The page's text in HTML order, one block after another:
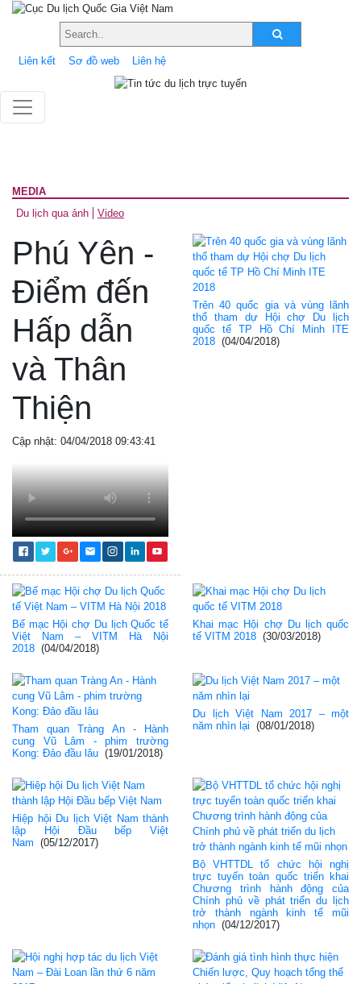
Liên kết Sơ đồ web Liên hệ
MEDIA
Du lịch qua ảnh
Video
Phú Yên -
Điểm đến
Hấp dẫn
và Thân
Thiện
Cập nhật: 04/04/2018 09:43:41
Trên 40 quốc gia và vùng lãnh
thổ tham dự Hội chợ Du lịch
quốc tế TP Hồ Chí Minh ITE
2018 (04/04/2018)
Bế mạc Hội chợ Du lịch Quốc tế
Việt Nam – VITM Hà Nội
2018 (04/04/2018)
Khai mạc Hội chợ Du lịch quốc
tế VITM 2018 (30/03/2018)
Tham quan Tràng An - Hành
cung Vũ Lâm - phim trường
Kong: Đảo đầu lâu (19/01/2018)
Du lịch Việt Nam 2017 – một
năm nhìn lại (08/01/2018)
Hiệp hội Du lịch Việt Nam thành
lập Hội Đầu bếp Việt
Nam (05/12/2017)
Bộ VHTTDL tổ chức hội nghị
trực tuyến toàn quốc triển khai
Chương trình hành động của
Chính phủ về phát triển du lịch
trở thành ngành kinh tế mũi
nhọn (04/12/2017)